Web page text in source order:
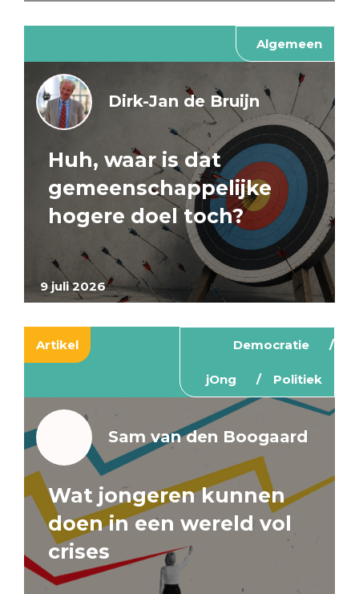
Algemeen
9 juli 2026
Dirk-Jan de Bruijn
Huh, waar is dat
gemeenschappelijke
hogere doel toch?
Artikel Democratie
jOng Politiek
Sam van den Boogaard
Wat jongeren kunnen
doen in een wereld vol
crises